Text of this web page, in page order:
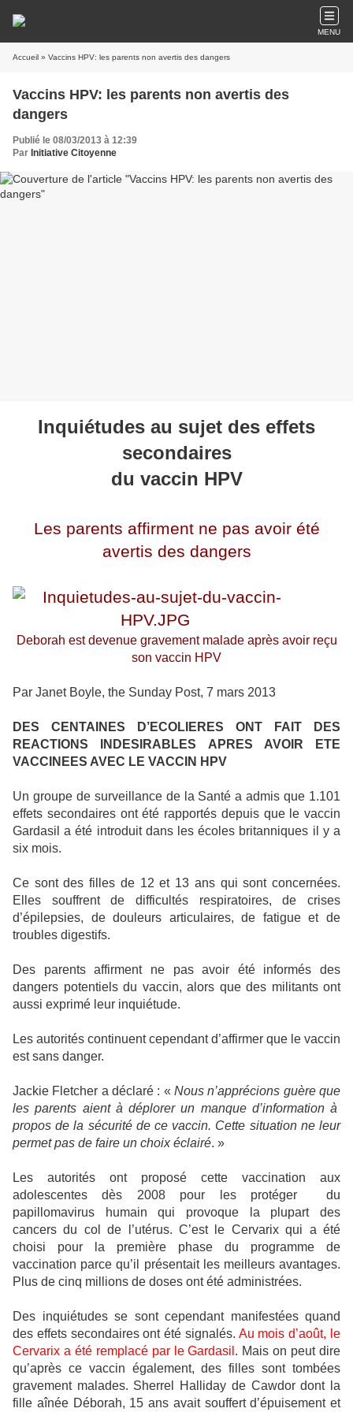
MENU
Accueil » Vaccins HPV: les parents non avertis des dangers
Vaccins HPV: les parents non avertis des
dangers
Publié le 08/03/2013 à 12:39
Par Initiative Citoyenne
Inquiétudes au sujet des effets
secondaires
du vaccin HPV
Les parents affirment ne pas avoir été
avertis des dangers
Deborah est devenue gravement malade après avoir reçu
son vaccin HPV
Par Janet Boyle, the Sunday Post, 7 mars 2013
DES CENTAINES D’ECOLIERES ONT FAIT DES
REACTIONS INDESIRABLES APRES AVOIR ETE
VACCINEES AVEC LE VACCIN HPV
Un groupe de surveillance de la Santé a admis que 1.101
effets secondaires ont été rapportés depuis que le vaccin
Gardasil a été introduit dans les écoles britanniques il y a
six mois.
Ce sont des filles de 12 et 13 ans qui sont concernées.
Elles souffrent de difficultés respiratoires, de crises
d’épilepsies, de douleurs articulaires, de fatigue et de
troubles digestifs.
Des parents affirment ne pas avoir été informés des
dangers potentiels du vaccin, alors que des militants ont
aussi exprimé leur inquiétude.
Les autorités continuent cependant d’affirmer que le vaccin
est sans danger.
Jackie Fletcher a déclaré : « Nous n’apprécions guère que
les parents aient à déplorer un manque d’information à
propos de la sécurité de ce vaccin. Cette situation ne leur
permet pas de faire un choix éclairé. »
Les autorités ont proposé cette vaccination aux
adolescentes dès 2008 pour les protéger
du
papillomavirus humain qui provoque la plupart des
cancers du col de l’utérus. C’est le Cervarix qui a été
choisi pour la première phase du programme de
vaccination parce qu’il présentait les meilleurs avantages.
Plus de cinq millions de doses ont été administrées.
Des inquiétudes se sont cependant manifestées quand
des effets secondaires ont été signalés. Au mois d’août, le
Cervarix a été remplacé par le Gardasil . Mais on peut dire
qu’après ce vaccin également, des filles sont tombées
gravement malades. Sherrel Halliday de Cawdor dont la
fille aînée Déborah, 15 ans avait souffert d’épuisement et